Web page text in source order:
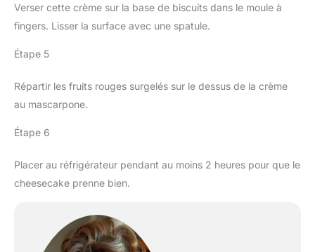
Verser cette crème sur la base de biscuits dans le moule à
fingers. Lisser la surface avec une spatule.
Étape 5
Répartir les fruits rouges surgelés sur le dessus de la crème
au mascarpone.
Étape 6
Placer au réfrigérateur pendant au moins 2 heures pour que le
cheesecake prenne bien.